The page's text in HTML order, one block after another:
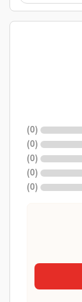
(
0
)
(
0
)
(
0
)
(
0
)
(
0
)